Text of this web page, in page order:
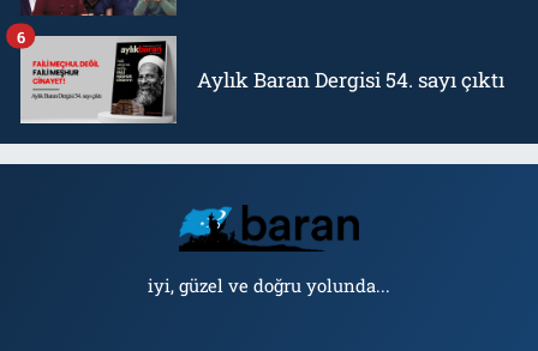
Aylık Baran Dergisi 54. sayı çıktı
6
iyi, güzel ve doğru yolunda...